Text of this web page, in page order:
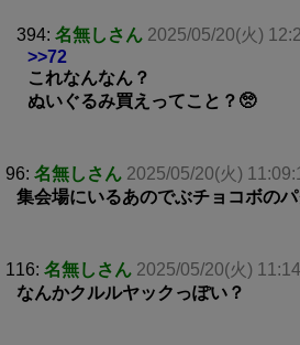
394: 名無しさん 2025/05/20(火)
>>72
これなんなん？
ぬいぐるみ買えってこと？🥺
96: 名無しさん 2025/05/20(火)
集会場にいるあのでぶチョコボの
116: 名無しさん 2025/05/20(火)
なんかクルルヤックっぽい？